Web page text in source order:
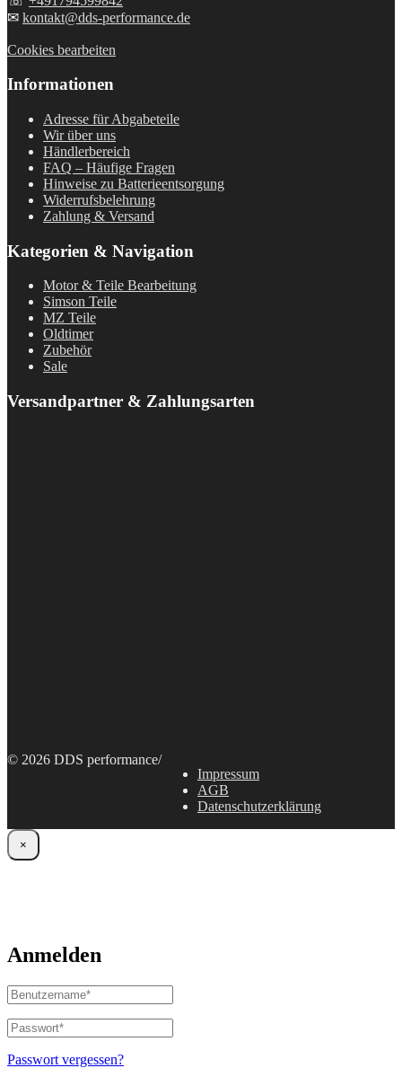
✉ kontakt@dds-performance.de
Cookies bearbeiten
Informationen
Adresse für Abgabeteile
Wir über uns
Händlerbereich
FAQ – Häufige Fragen
Hinweise zu Batterieentsorgung
Widerrufsbelehrung
Zahlung & Versand
Kategorien & Navigation
Motor & Teile Bearbeitung
Simson Teile
MZ Teile
Oldtimer
Zubehör
Sale
Versandpartner & Zahlungsarten
© 2026 DDS performance/
Impressum
AGB
Datenschutzerklärung
×
Anmelden
Benutzername
oder
E-
Mail-
Adresse*
Passwort*
Erforderlich
Passwort vergessen?